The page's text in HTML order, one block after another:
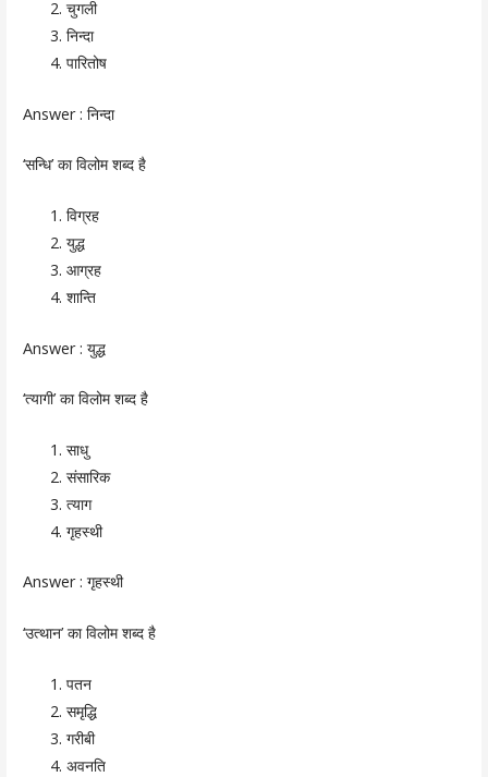
चुगली
निन्दा
पारितोष
Answer : निन्दा
‘सन्धि’ का विलोम शब्द है
विग्रह
युद्ध
आग्रह
शान्ति
Answer : युद्ध
‘त्यागी’ का विलोम शब्द है
साधु
संसारिक
त्याग
गृहस्थी
Answer : गृहस्थी
‘उत्थान’ का विलोम शब्द है
पतन
समृद्धि
गरीबी
अवनति